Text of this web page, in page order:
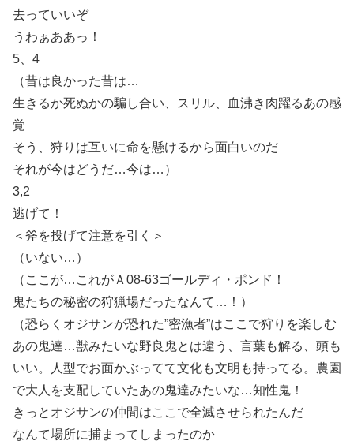
去っていいぞ
うわぁああっ！
5、4
（昔は良かった昔は…
生きるか死ぬかの騙し合い、スリル、血沸き肉躍るあの感
覚
そう、狩りは互いに命を懸けるから面白いのだ
それが今はどうだ…今は…）
3,2
逃げて！
＜斧を投げて注意を引く＞
（いない…）
（ここが…これがＡ08-63ゴールディ・ポンド！
鬼たちの秘密の狩猟場だったなんて…！）
（恐らくオジサンが恐れた”密漁者”はここで狩りを楽しむ
あの鬼達…獣みたいな野良鬼とは違う、言葉も解る、頭も
いい。人型でお面かぶってて文化も文明も持ってる。農園
で大人を支配していたあの鬼達みたいな…知性鬼！
きっとオジサンの仲間はここで全滅させられたんだ
なんて場所に捕まってしまったのか